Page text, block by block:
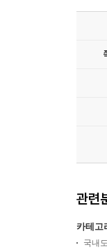
관련
카테고
국내